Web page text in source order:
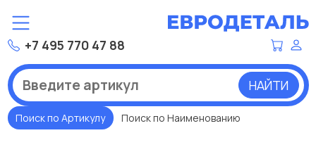
+7 495 770 47 88
НАЙТИ
Поиск по Артикулу Поиск по Наименованию